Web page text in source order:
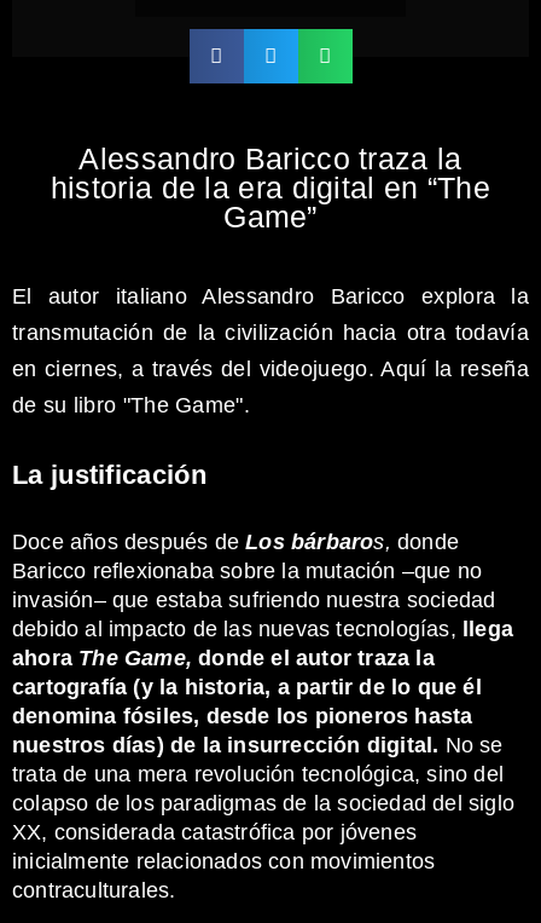
Alessandro Baricco traza la
historia de la era digital en “The
Game”
El autor italiano Alessandro Baricco explora la
transmutación de la civilización hacia otra todavía
en ciernes, a través del videojuego. Aquí la reseña
de su libro "The Game".
La justificación
Doce años después deLos bárbaros, donde
Baricco reflexionaba sobre la mutación –que no
invasión– que estaba sufriendo nuestra sociedad
debido al impacto de las nuevas tecnologías,
llega
ahora The Game, donde el autor traza la
cartografía (y la historia, a partir de lo que él
denomina fósiles, desde los pioneros hasta
nuestros días) de la insurrección digital. No se
trata de una mera revolución tecnológica, sino del
colapso de los paradigmas de la sociedad del siglo
XX, considerada catastrófica por jóvenes
inicialmente relacionados con movimientos
contraculturales.